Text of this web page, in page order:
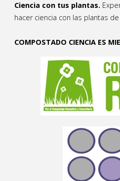
Ciencia con tus plantas.
hacer ciencia con las plantas
COMPOSTADO CIENCIA ES